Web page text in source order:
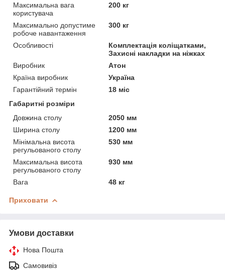
Максимальна вага
користувача
200 кг
Максимально допустиме
робоче навантаження
300 кг
Особливості
Комплектація коліщатками,
Захисні накладки на ніжках
Виробник
Атон
Країна виробник
Україна
Гарантійний термін
18 міс
Габаритні розміри
Довжина столу
2050 мм
Ширина столу
1200 мм
Мінімальна висота
регульованого столу
530 мм
Максимальна висота
регульованого столу
930 мм
Вага 48 кг
Приховати
Умови доставки
Нова Пошта
Самовивіз